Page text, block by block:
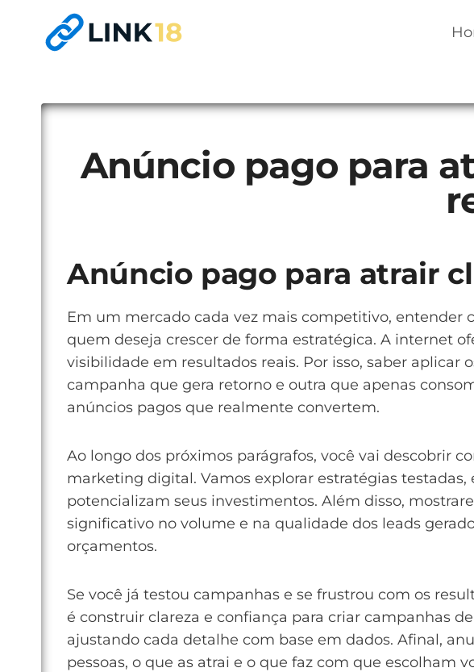
Anúncio pago para
Anúncio pago para atrair
Em um mercado cada vez mais competitivo, entender
quem deseja crescer de forma estratégica. A internet
visibilidade em resultados reais. Por isso, saber
campanha que gera retorno e outra que apenas
anúncios pagos que realmente convertem.
Ao longo dos próximos parágrafos, você vai descobrir
marketing digital. Vamos explorar estratégias
potencializam seus investimentos. Além disso,
significativo no volume e na qualidade dos leads
orçamentos.
Se você já testou campanhas e se frustrou com os
é construir clareza e confiança para criar campanhas
ajustando cada detalhe com base em dados. Afinal,
pessoas, o que as atrai e o que faz com que escolham